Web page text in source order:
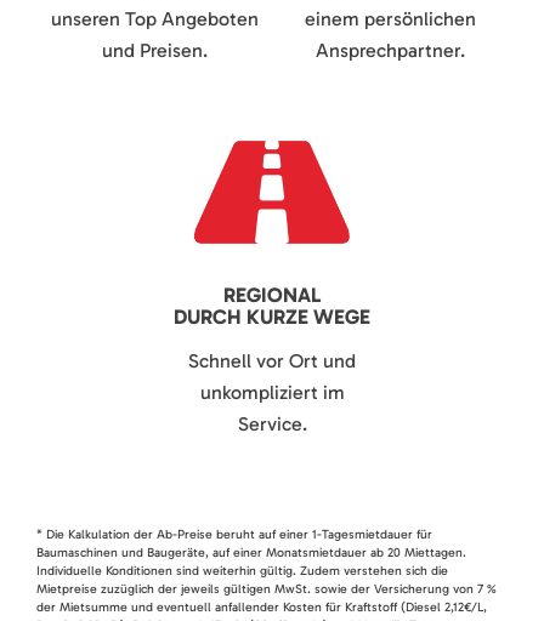
unseren Top Angeboten
und Preisen.
einem persönlichen
Ansprechpartner.
REGIONAL
DURCH KURZE WEGE
Schnell vor Ort und
unkompliziert im
Service.
* Die Kalkulation der Ab-Preise beruht auf einer 1-Tagesmietdauer für
Baumaschinen und Baugeräte, auf einer Monatsmietdauer ab 20 Miettagen.
Individuelle Konditionen sind weiterhin gültig. Zudem verstehen sich die
Mietpreise zuzüglich der jeweils gültigen MwSt. sowie der Versicherung von 7 %
der Mietsumme und eventuell anfallender Kosten für Kraftstoff (Diesel 2,12€/L,